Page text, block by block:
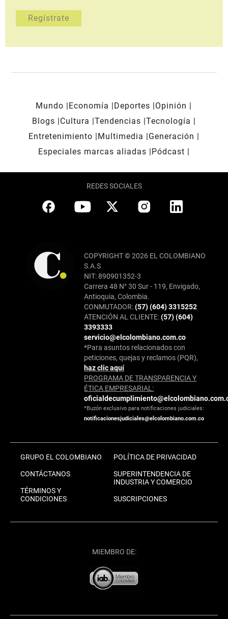
Mundo Economía Deportes
Opinión
Blogs
Cultura Tendencias Tecnología
Entretenimiento
Multimedia
Generación
Especiales marcas aliadas
Pódcast
REDES SOCIALES
COPYRIGHT © 2026 EL COLOMBIANO
S.A.S
NIT: 890901352-3
Carrera 48 N° 30 Sur - 119, Envigado,
Antioquia, Colombia.
CONMUTADOR:(57) (604) 3315252
ATENCIÓN AL CLIENTE:(57) (604)
3393333
servicio@elcolombiano.com.co
*Para asuntos relacionados con
peticiones, quejas y reclamos (PQR),
haz clic aquí
PROGRAMA DE TRANSPARENCIA Y
ÉTICA EMPRESARIAL:
*Buzón exclusivo para notificaciones judiciales:
notificacionesjudiciales@elcolombiano.com.co
GRUPO EL COLOMBIANO
CONTÁCTANOS
TÉRMINOS Y
CONDICIONES
POLÍTICA DE PRIVACIDAD
SUPERINTENDENCIA DE
INDUSTRIA Y COMERCIO
SUSCRIPCIONES
MIEMBRO DE: